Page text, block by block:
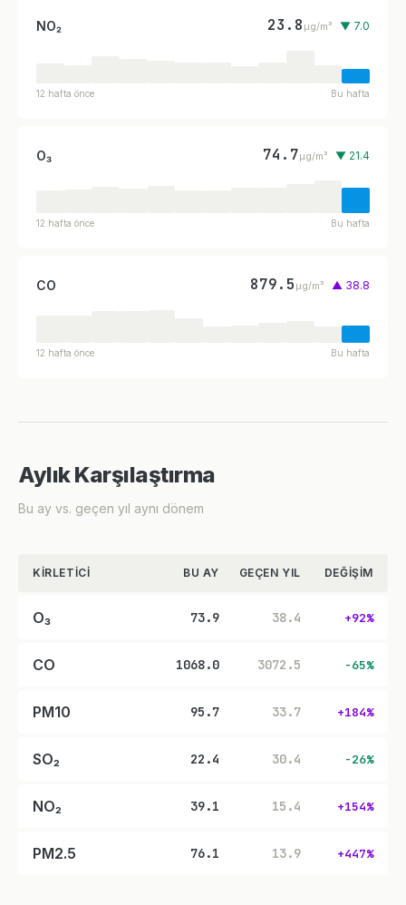
NO₂ 23.8 µg/m³ ▼ 7.0
12 hafta önce Bu hafta
O₃ 74.7µg/m³ ▼ 21.4
12 hafta önce Bu hafta
CO 879.5 µg/m³ ▲ 38.8
12 hafta önce Bu hafta
Aylık Karşılaştırma
Bu ay vs. geçen yıl aynı dönem
KIRLETICI BU AY GEÇEN YIL DEĞIŞIM
O₃ 73.9 38.4 +92%
CO 1068.0 3072.5 -65%
PM10 95.7 33.7 +184%
SO₂ 22.4 30.4 -26%
NO₂ 39.1 15.4 +154%
PM2.5 76.1 13.9 +447%